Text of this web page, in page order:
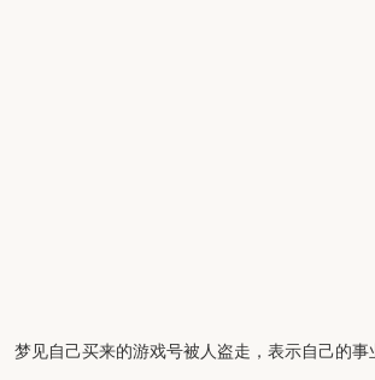
梦见自己买来的游戏号被人盗走，表示自己的事